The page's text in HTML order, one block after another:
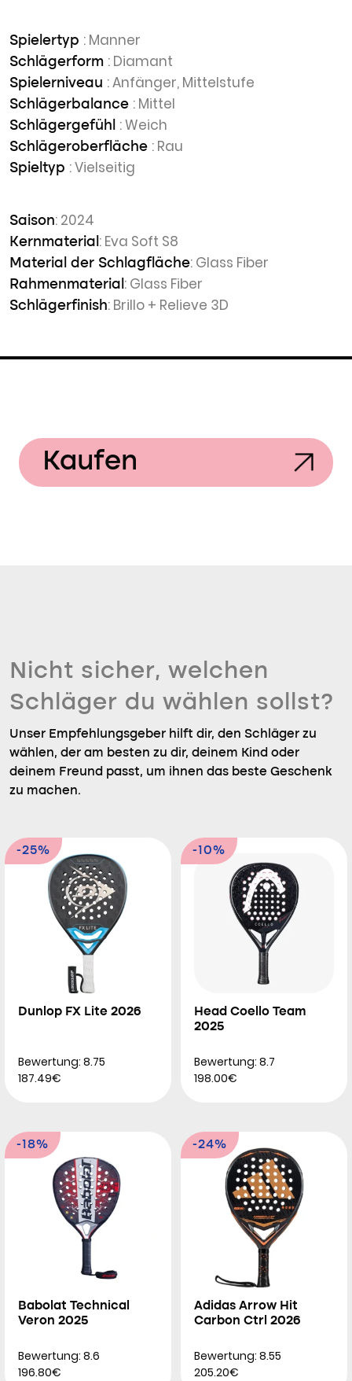
Spielertyp : Manner
Schlägerform : Diamant
Spielerniveau : Anfänger, Mittelstufe
Schlägerbalance : Mittel
Schlägergefühl : Weich
Schlägeroberfläche : Rau
Spieltyp : Vielseitig
Saison: 2024
Kernmaterial : Eva Soft S8
Material der Schlagfläche: Glass Fiber
Rahmenmaterial : Glass Fiber
Schlägerfinish: Brillo + Relieve 3D
Kaufen
Nicht sicher, welchen
Schläger du wählen sollst?
Unser Empfehlungsgeber hilft dir, den Schläger zu
wählen, der am besten zu dir, deinem Kind oder
deinem Freund passt, um ihnen das beste Geschenk
zu machen.
-25%
Dunlop FX Lite 2026
Bewertung: 8.75
187.49€
-10%
Head Coello Team
2025
Bewertung: 8.7
198.00€
-18%
Babolat Technical
Veron 2025
Bewertung: 8.6
196.80€
-24%
Adidas Arrow Hit
Carbon Ctrl 2026
Bewertung: 8.55
205.20€